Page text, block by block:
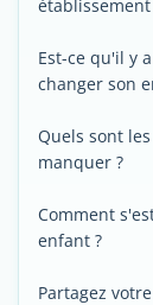
établissement
Est-ce qu'il y
changer son
Quels sont
manquer ?
Comment
enfant ?
Partagez